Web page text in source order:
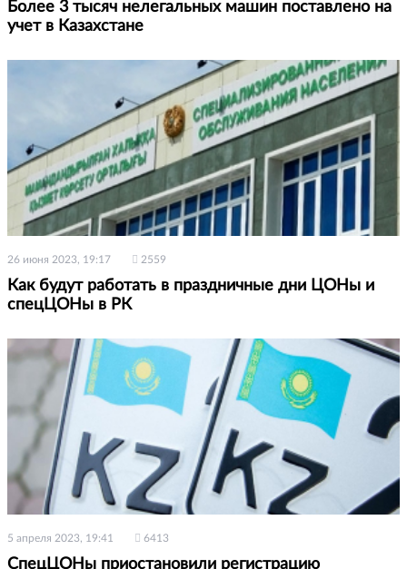
Более 3 тысяч нелегальных машин поставлено на
учет в Казахстане
26 июня 2023, 19:17 2559
Как будут работать в праздничные дни ЦОНы и
спецЦОНы в РК
5 апреля 2023, 19:41 6413
СпецЦОНы приостановили регистрацию